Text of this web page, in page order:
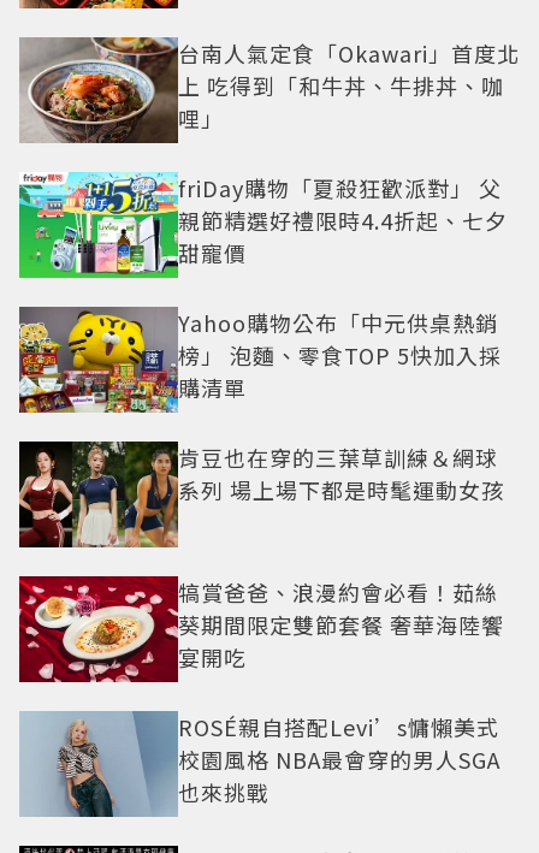
台南人氣定食「Okawari」首度北
上 吃得到「和牛丼、牛排丼、咖
哩」
friDay購物「夏殺狂歡派對」 父
親節精選好禮限時4.4折起、七夕
甜寵價
Yahoo購物公布「中元供桌熱銷
榜」 泡麵、零食TOP 5快加入採
購清單
肯豆也在穿的三葉草訓練＆網球
系列 場上場下都是時髦運動女孩
犒賞爸爸、浪漫約會必看！茹絲
葵期間限定雙節套餐 奢華海陸饗
宴開吃
ROSÉ親自搭配Levi’s慵懶美式
校園風格 NBA最會穿的男人SGA
也來挑戰